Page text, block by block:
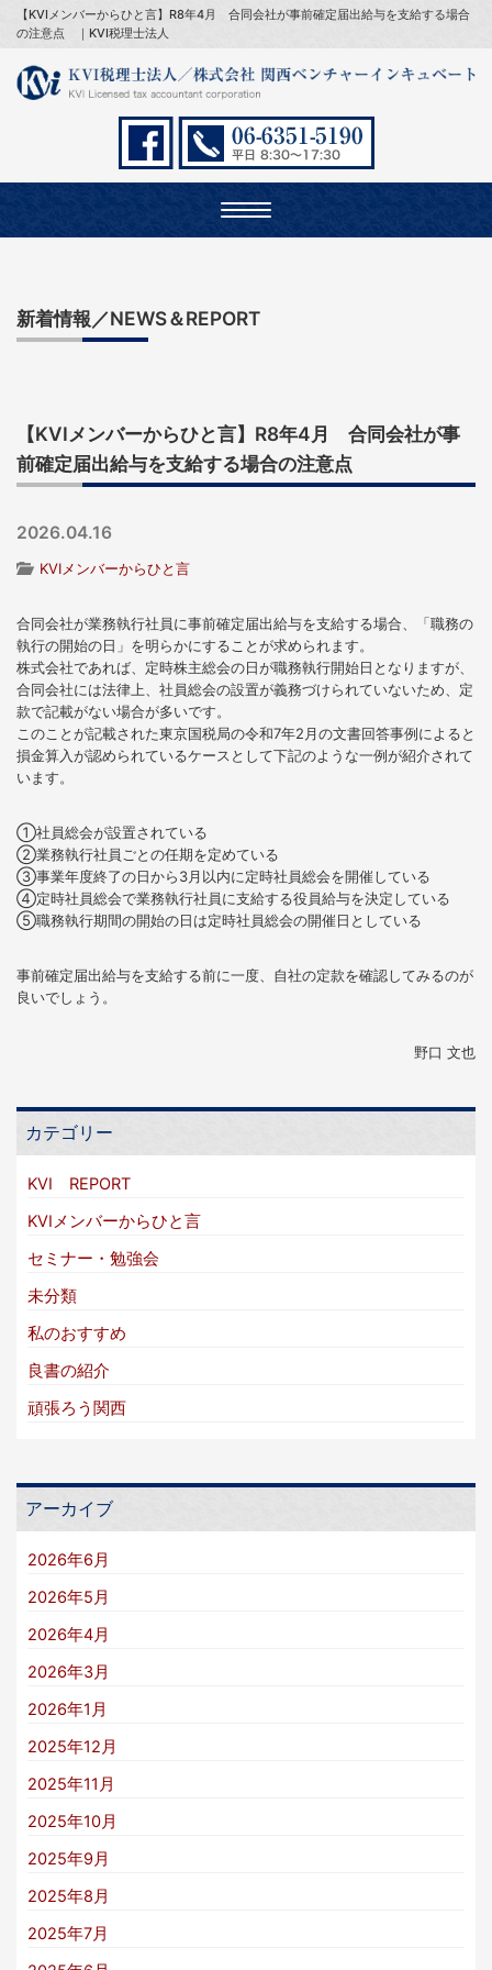
【KVIメンバーからひと言】R8年4月 合同会社が事前確定届出給与を支給する場合
の注意点 ｜KVI税理士法人
Toggle
navigation
新着情報／NEWS＆REPORT
【KVIメンバーからひと言】R8年4月 合同会社が事
前確定届出給与を支給する場合の注意点
2026.04.16
KVIメンバーからひと言
合同会社が業務執行社員に事前確定届出給与を支給する場合、「職務の
執行の開始の日」を明らかにすることが求められます。
株式会社であれば、定時株主総会の日が職務執行開始日となりますが、
合同会社には法律上、社員総会の設置が義務づけられていないため、定
款で記載がない場合が多いです。
このことが記載された東京国税局の令和7年2月の文書回答事例によると
損金算入が認められているケースとして下記のような一例が紹介されて
います。
①社員総会が設置されている
②業務執行社員ごとの任期を定めている
③事業年度終了の日から3月以内に定時社員総会を開催している
④定時社員総会で業務執行社員に支給する役員給与を決定している
⑤職務執行期間の開始の日は定時社員総会の開催日としている
事前確定届出給与を支給する前に一度、自社の定款を確認してみるのが
良いでしょう。
野口 文也
カテゴリー
KVI REPORT
KVIメンバーからひと言
セミナー・勉強会
未分類
私のおすすめ
良書の紹介
頑張ろう関西
アーカイブ
2026年6月
2026年5月
2026年4月
2026年3月
2026年1月
2025年12月
2025年11月
2025年10月
2025年9月
2025年8月
2025年7月